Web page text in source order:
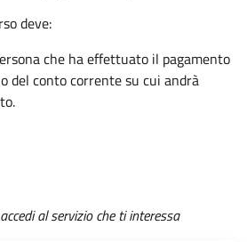
deve:
che ha effettuato il pagamento
del conto corrente su cui andrà
al servizio che ti interessa